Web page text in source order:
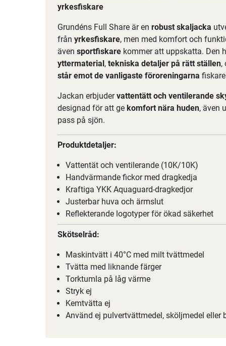
yrkesfiskare
Grundéns Full Share är en robust skaljacka
från yrkesfiskare, men med komfort och
även sportfiskare kommer att uppskatta. Den
yttermaterial, tekniska detaljer på rätt ställen,
står emot de vanligaste föroreningarna
Jackan erbjudervattentätt och ventilerande
designad för att ge komfort nära huden, även
pass på sjön.
Produktdetaljer:
Vattentät och ventilerande (10K/10K)
Handvärmande fickor med dragkedja
Kraftiga YKK Aquaguard-dragkedjor
Justerbar huva och ärmslut
Reflekterande logotyper för ökad säkerhet
Skötselråd:
Maskintvätt i 40°C med milt tvättmedel
Tvätta med liknande färger
Torktumla på låg värme
Stryk ej
Kemtvätta ej
Använd ej pulvertvättmedel, sköljmedel eller